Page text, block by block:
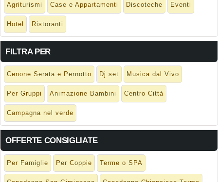
Agriturismi Case e Appartamenti Discoteche Eventi
Hotel Ristoranti
FILTRA PER
Cenone Serata e Pernotto Dj set Musica dal Vivo
Per Gruppi Animazione Bambini Centro Città
Campagna nel verde
OFFERTE CONSIGLIATE
Per Famiglie Per Coppie Terme o SPA